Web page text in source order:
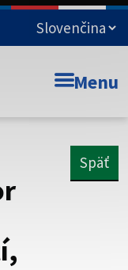
informácie iba
stránka
webového sídla.
Menu
Späť